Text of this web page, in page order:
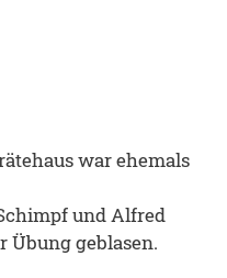
war ehemals
und Alfred
Übung geblasen.